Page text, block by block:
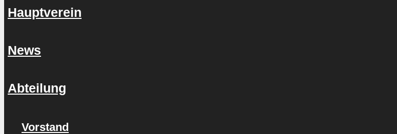
Hauptverein
News
Abteilung
Vorstand